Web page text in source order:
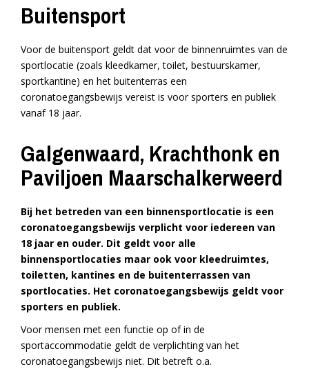
Buitensport
Voor de buitensport geldt dat voor de binnenruimtes van de
sportlocatie (zoals kleedkamer, toilet, bestuurskamer,
sportkantine) en het buitenterras een
coronatoegangsbewijs vereist is voor sporters en publiek
vanaf 18 jaar.
Galgenwaard, Krachthonk en
Paviljoen Maarschalkerweerd
Bij het betreden van een binnensportlocatie is een
coronatoegangsbewijs verplicht voor iedereen van
18 jaar en ouder. Dit geldt voor alle
binnensportlocaties maar ook voor kleedruimtes,
toiletten, kantines en de buitenterrassen van
sportlocaties. Het coronatoegangsbewijs geldt voor
sporters en publiek.
Voor mensen met een functie op of in de
sportaccommodatie geldt de verplichting van het
coronatoegangsbewijs niet. Dit betreft o.a.